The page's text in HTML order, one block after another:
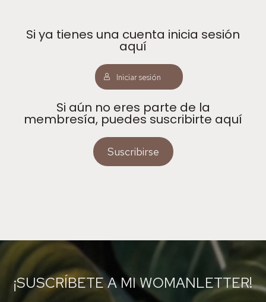
Si ya tienes una cuenta inicia sesión
aquí
Iniciar sesión
Si aún no eres parte de la
membresía, puedes suscribirte aquí
Suscribirse
¡SUSCRÍBETE A MI WOMANLETTER!